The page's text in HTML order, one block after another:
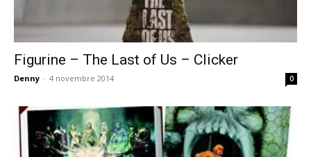
Figurine – The Last of Us – Clicker
Denny - 4 novembre 2014 0